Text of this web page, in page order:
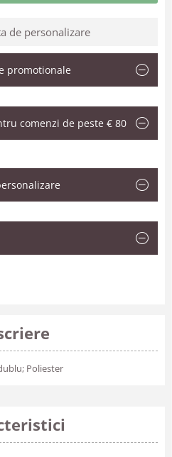
de personalizare
promotionale
comenzi de peste € 80
Poliester